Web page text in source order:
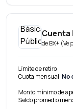
Cuenta
deBX+ (Ve
Límite de retiro
Cuota mensual No
Monto mínimo de
Saldo promedio